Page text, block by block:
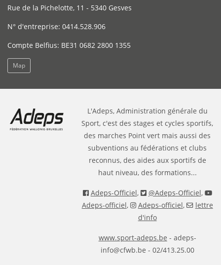
Rue de la Pichelotte, 11 - 5340 Gesves
N° d'entreprise: 0414.528.906
Compte Belfius: BE31 0682 2800 1355
Map
L'Adeps, Administration générale du
Sport, c'est des stages et cycles sportifs,
des marches Point vert mais aussi des
subventions au fédérations et clubs
reconnus, des aides aux sportifs de
haut niveau, des formations...
Adeps-Officiel, @Adeps-Officiel,
Adeps-officiel, Adeps-officiel,
lettre
d'info
www.sport-adeps.be - adeps-
info@cfwb.be - 02/413.25.00